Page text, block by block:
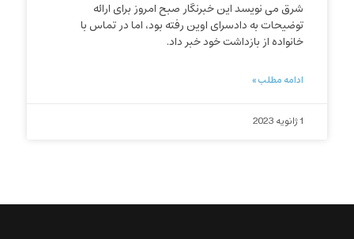
شرق می نویسد این خبرنگار صبح امروز برای ارائه
توضیحات به دادسرای اوین رفته بود، اما در تماس با
خانواده از بازداشت خود خبر داد.
ادامه مطلب »
1 ژانویه 2023